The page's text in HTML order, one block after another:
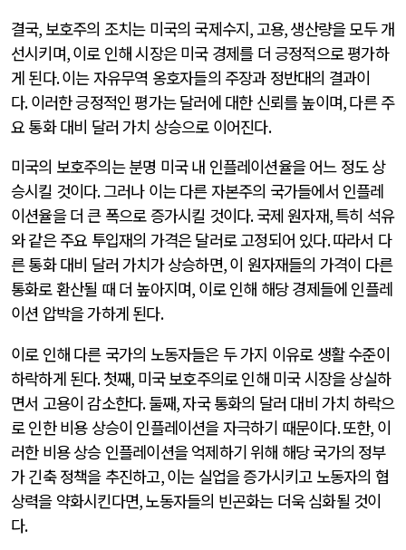
결국, 보호주의 조치는 미국의 국제수지, 고용,생산량을 모두 개
선시키며,이로 인해 시장은 미국 경제를 더 긍정적으로 평가하
게 된다.이는 자유무역 옹호자들의 주장과 정반대의 결과이
다.이러한 긍정적인 평가는 달러에 대한 신뢰를 높이며,다른 주
요 통화 대비 달러 가치 상승으로 이어진다.
미국의 보호주의는 분명 미국 내 인플레이션율을 어느 정도 상
승시킬 것이다.그러나 이는 다른 자본주의 국가들에서 인플레
이션율을 더 큰 폭으로 증가시킬 것이다.국제 원자재,특히 석유
와 같은 주요 투입재의 가격은 달러로 고정되어 있다.따라서 다
른 통화 대비 달러 가치가 상승하면,이 원자재들의 가격이 다른
통화로 환산될 때 더 높아지며, 이로 인해 해당 경제들에 인플레
이션 압박을 가하게 된다.
이로 인해 다른 국가의 노동자들은 두 가지 이유로 생활 수준이
하락하게 된다.첫째, 미국 보호주의로 인해 미국 시장을 상실하
면서 고용이 감소한다.둘째,자국 통화의 달러 대비 가치 하락으
로 인한 비용 상승이 인플레이션을 자극하기 때문이다.또한, 이
러한 비용 상승 인플레이션을 억제하기 위해 해당 국가의 정부
가 긴축 정책을 추진하고,이는 실업을 증가시키고 노동자의 협
상력을 약화시킨다면,노동자들의 빈곤화는 더욱 심화될 것이
다.